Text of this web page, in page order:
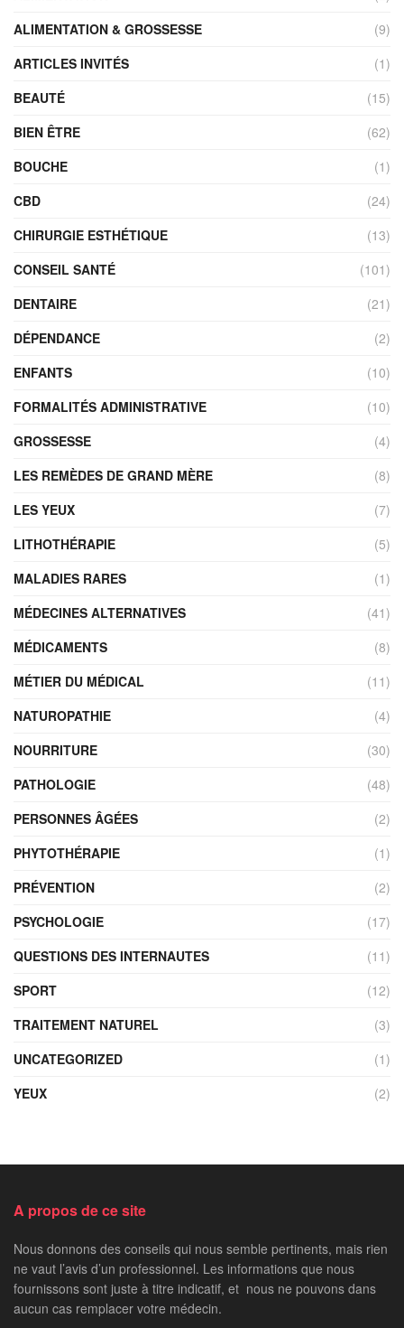
ALIMENTATION & GROSSESSE
(9)
ARTICLES INVITÉS
(1)
BEAUTÉ
(15)
BIEN ÊTRE
(62)
BOUCHE
(1)
CBD
(24)
CHIRURGIE ESTHÉTIQUE
(13)
CONSEIL SANTÉ
(101)
DENTAIRE
(21)
DÉPENDANCE
(2)
ENFANTS
(10)
FORMALITÉS ADMINISTRATIVE
(10)
GROSSESSE
(4)
LES REMÈDES DE GRAND MÈRE
(8)
LES YEUX
(7)
LITHOTHÉRAPIE
(5)
MALADIES RARES
(1)
MÉDECINES ALTERNATIVES
(41)
MÉDICAMENTS
(8)
MÉTIER DU MÉDICAL
(11)
NATUROPATHIE
(4)
NOURRITURE
(30)
PATHOLOGIE
(48)
PERSONNES ÂGÉES
(2)
PHYTOTHÉRAPIE
(1)
PRÉVENTION
(2)
PSYCHOLOGIE
(17)
QUESTIONS DES INTERNAUTES
(11)
SPORT
(12)
TRAITEMENT NATUREL
(3)
UNCATEGORIZED
(1)
YEUX
(2)
A propos de ce site
Nous donnons des conseils qui nous semble pertinents, mais rien
ne vaut l’avis d’un professionnel. Les informations que nous
fournissons sont juste à titre indicatif, et nous ne pouvons dans
aucun cas remplacer votre médecin.